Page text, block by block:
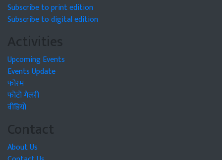
Subscribe to print edition
Subscribe to digital edition
Activities
Upcoming Events
Events Update
फोरम
फोटो गैलरी
वीडियो
Contact
About Us